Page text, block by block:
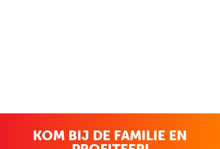
KOM BIJ DE FAMILIE EN